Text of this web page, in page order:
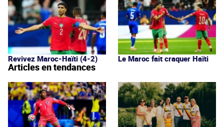
Revivez Maroc-Haïti (4-2) Le Maroc fait craquer Haïti
Articles en tendances